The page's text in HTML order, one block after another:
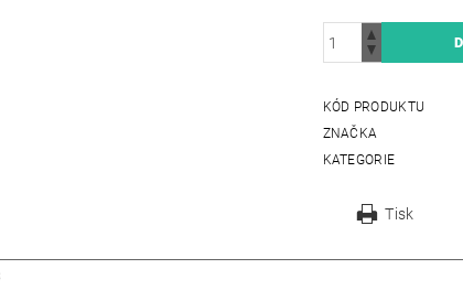
KÓD PRODUKTU
ZNAČKA
KATEGORIE
Tisk